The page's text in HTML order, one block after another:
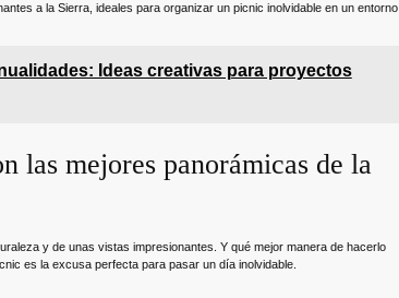
a la Sierra, ideales para organizar un picnic inolvidable en un entorno
Ideas creativas para proyectos
las mejores panorámicas de la
y de unas vistas impresionantes. Y qué mejor manera de hacerlo
es la excusa perfecta para pasar un día inolvidable.